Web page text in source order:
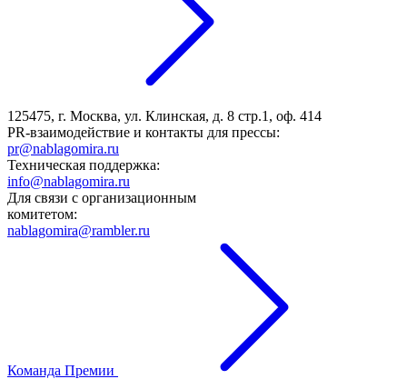
125475, г. Москва, ул. Клинская, д. 8 стр.1, оф. 414
PR-взаимодействие и контакты для прессы:
pr@nablagomira.ru
Техническая поддержка:
info@nablagomira.ru
Для связи с организационным
комитетом:
nablagomira@rambler.ru
Команда Премии